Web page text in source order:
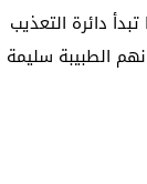
دائرة التعذيب
الطبيبة سليمة